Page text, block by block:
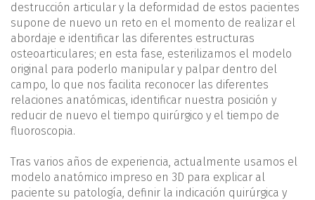
destrucción articular y la deformidad de estos pacientes
supone de nuevo un reto en el momento de realizar el
abordaje e identificar las diferentes estructuras
osteoarticulares; en esta fase, esterilizamos el modelo
original para poderlo manipular y palpar dentro del
campo, lo que nos facilita reconocer las diferentes
relaciones anatómicas, identificar nuestra posición y
reducir de nuevo el tiempo quirúrgico y el tiempo de
fluoroscopia.
Tras varios años de experiencia, actualmente usamos el
modelo anatómico impreso en 3D para explicar al
paciente su patología, definir la indicación quirúrgica y